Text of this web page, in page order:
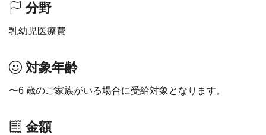
分野
乳幼児医療費
対象年齢
〜6 歳のご家族がいる場合に受給対象となります。
金額